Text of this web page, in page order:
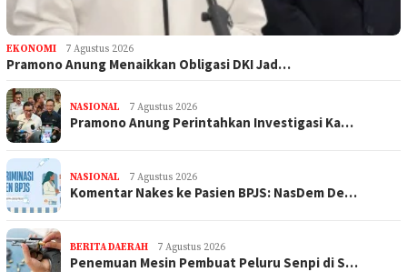
EKONOMI 7 Agustus 2026
Pramono Anung Menaikkan Obligasi DKI Jad…
NASIONAL 7 Agustus 2026
Pramono Anung Perintahkan Investigasi Ka…
NASIONAL 7 Agustus 2026
Komentar Nakes ke Pasien BPJS: NasDem De…
BERITA DAERAH 7 Agustus 2026
Penemuan Mesin Pembuat Peluru Senpi di S…